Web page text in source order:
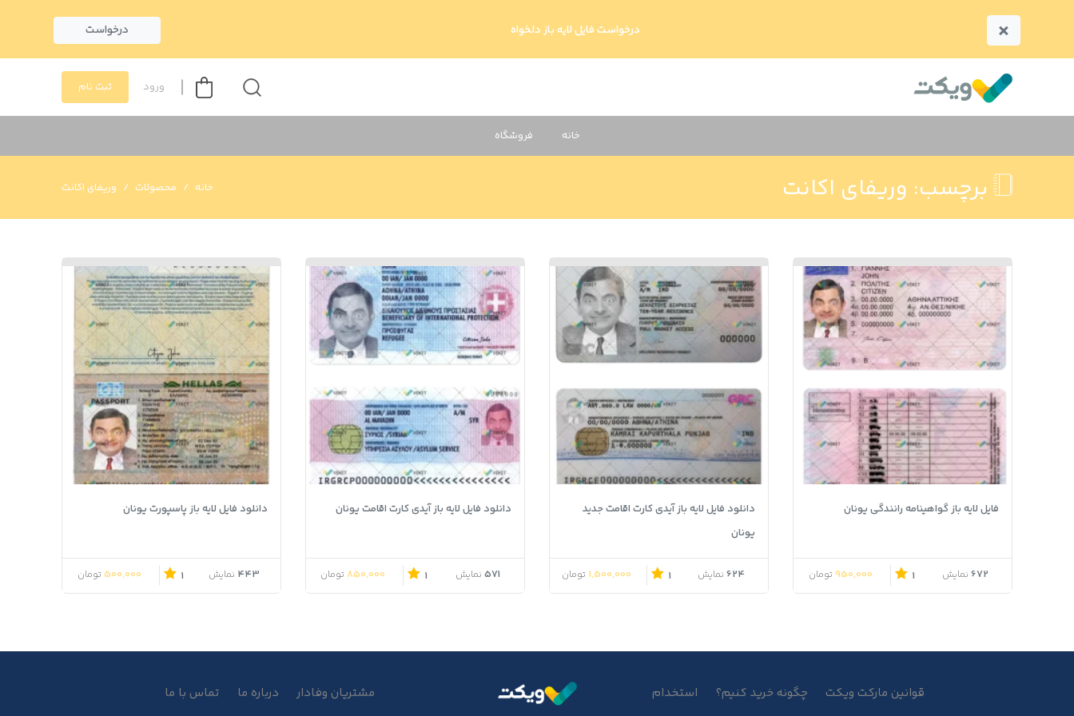
× درخواست فایل لایه باز دلخواه درخواست
ورود ثبت نام
خانه فروشگاه
برچسب: وریفای اکانت خانه محصولات وریفای اکانت
فایل لایه باز گواهینامه رانندگی یونان
672 نمایش 1
950,000تومان
دانلود فایل لایه باز آیدی کارت اقامت جدید
یونان
624 نمایش 1
1,500,000 تومان
دانلود فایل لایه باز آیدی کارت اقامت یونان
571 نمایش 1
850,000 تومان
دانلود فایل لایه باز پاسپورت یونان
443 نمایش 1
500,000تومان
قوانین مارکت ویکت چگونه خرید کنیم؟ استخدام مشتریان وفادار درباره ما تماس با ما